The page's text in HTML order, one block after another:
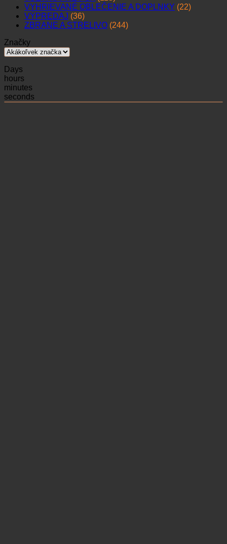
VYHRIEVANÉ OBLEČENIE A DOPLNKY (22)
VÝPREDAJ (36)
ZBRANE A STRELIVO (244)
Značky
Days
hours
minutes
seconds